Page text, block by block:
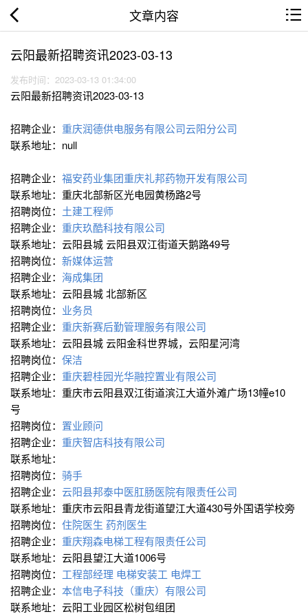
文章内容
云阳最新招聘资讯2023-03-13
发布时间：2023-03-13 01:34:00
云阳最新招聘资讯2023-03-13
招聘企业： 重庆润德供电服务有限公司云阳分公司
联系地址：null
招聘企业： 福安药业集团重庆礼邦药物开发有限公司
联系地址：重庆北部新区光电园黄杨路2号
招聘岗位： 土建工程师
招聘企业： 重庆玖酷科技有限公司
联系地址：云阳县城 云阳县双江街道天鹅路49号
招聘岗位： 新媒体运营
招聘企业： 海成集团
联系地址：云阳县城 北部新区
招聘岗位： 业务员
招聘企业： 重庆新赛后勤管理服务有限公司
联系地址：云阳县城 云阳金科世界城，云阳星河湾
招聘岗位： 保洁
招聘企业： 重庆碧桂园光华融控置业有限公司
联系地址：重庆市云阳县双江街道滨江大道外滩广场13幢e10
号
招聘岗位： 置业顾问
招聘企业： 重庆智店科技有限公司
联系地址：
招聘岗位： 骑手
招聘企业： 云阳县邦泰中医肛肠医院有限责任公司
联系地址：重庆市云阳县青龙街道望江大道430号外国语学校旁
招聘岗位： 住院医生 药剂医生
招聘企业： 重庆翔森电梯工程有限责任公司
联系地址：云阳县望江大道1006号
招聘岗位： 工程部经理 电梯安装工 电焊工
招聘企业： 本信电子科技（重庆）有限公司
联系地址：云阳工业园区松树包组团